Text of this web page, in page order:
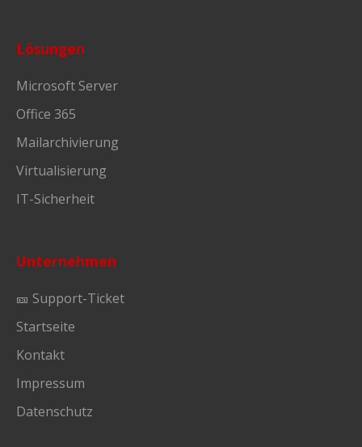
Lösungen
Microsoft Server
Office 365
Mailarchivierung
Virtualisierung
IT-Sicherheit
Unternehmen
🎫 Support-Ticket
Startseite
Kontakt
Impressum
Datenschutz